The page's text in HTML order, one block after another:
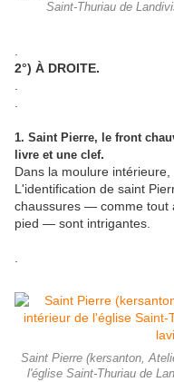
Saint-Thuriau de
2°) À DROITE.
1. Saint Pierre, le front
livre et une clef.
Dans la moulure
L'identification de saint
chaussures — comme tout
pied — sont intrigantes.
Saint Pierre (kersanton,
l'église Saint-Thuriau de